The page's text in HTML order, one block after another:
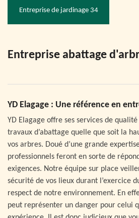
Entreprise de jardinage 34
Entreprise abattage
YD Elagage : Une référence en
YD Elagage offre ses services de
travaux d’abattage quelle que soit la
vos arbres. Doué d’une grande
professionnels feront en sorte de
exigences. Notre équipe sur place
sécurité de vos lieux durant l’exercice
respect de notre environnement. En
peut représenter un danger pour celui